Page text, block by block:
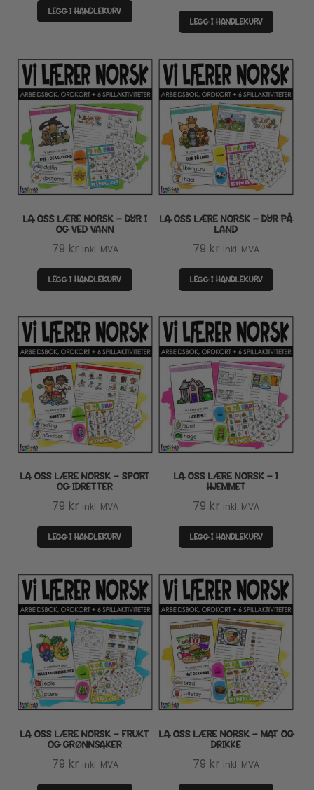
LEGG I HANDLEKURV
LEGG I HANDLEKURV
LA OSS LÆRE NORSK – DYR I
OG VED VANN
79 kr inkl. MVA
LEGG I HANDLEKURV
LA OSS LÆRE NORSK – DYR PÅ
LAND
79 kr inkl. MVA
LEGG I HANDLEKURV
LA OSS LÆRE NORSK – SPORT
OG IDRETTER
79 kr inkl. MVA
LEGG I HANDLEKURV
LA OSS LÆRE NORSK – I
HJEMMET
79 kr inkl. MVA
LEGG I HANDLEKURV
LA OSS LÆRE NORSK – FRUKT
OG GRØNNSAKER
79 kr inkl. MVA
LA OSS LÆRE NORSK – MAT OG
DRIKKE
79 kr inkl. MVA